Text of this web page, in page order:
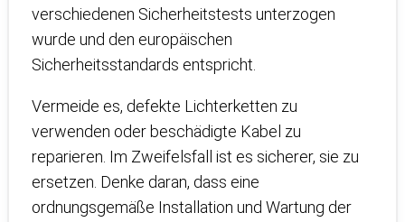
verschiedenen Sicherheitstests unterzogen
wurde und den europäischen
Sicherheitsstandards entspricht.
Vermeide es, defekte Lichterketten zu
verwenden oder beschädigte Kabel zu
reparieren. Im Zweifelsfall ist es sicherer, sie zu
ersetzen. Denke daran, dass eine
ordnungsgemäße Installation und Wartung der